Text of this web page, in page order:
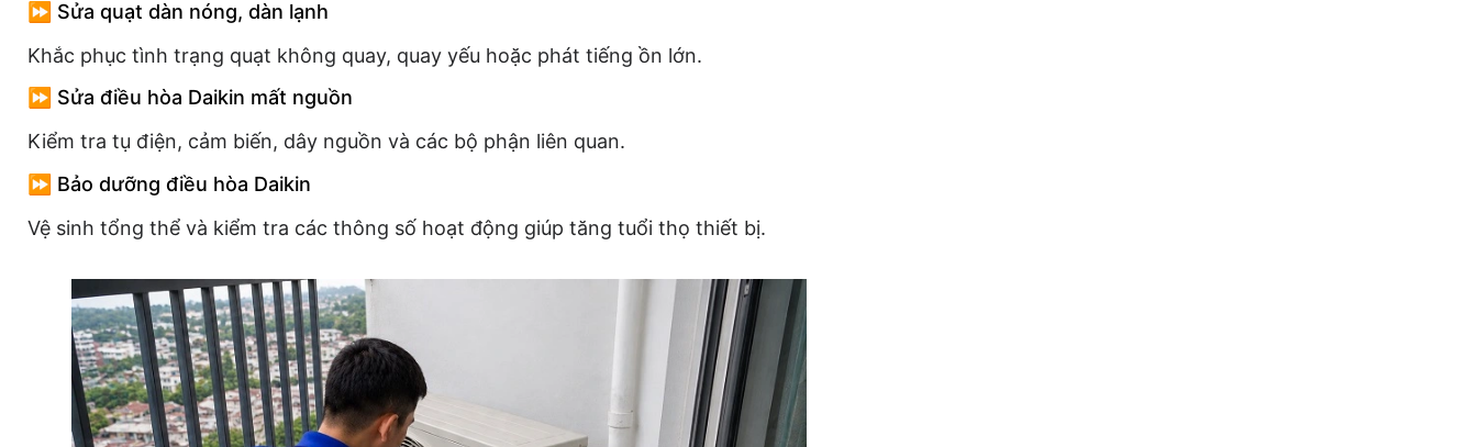
⏩ Sửa quạt dàn nóng, dàn lạnh
Khắc phục tình trạng quạt không quay, quay yếu hoặc phát tiếng ồn lớn.
⏩ Sửa điều hòa Daikin mất nguồn
Kiểm tra tụ điện, cảm biến, dây nguồn và các bộ phận liên quan.
⏩ Bảo dưỡng điều hòa Daikin
Vệ sinh tổng thể và kiểm tra các thông số hoạt động giúp tăng tuổi thọ thiết bị.